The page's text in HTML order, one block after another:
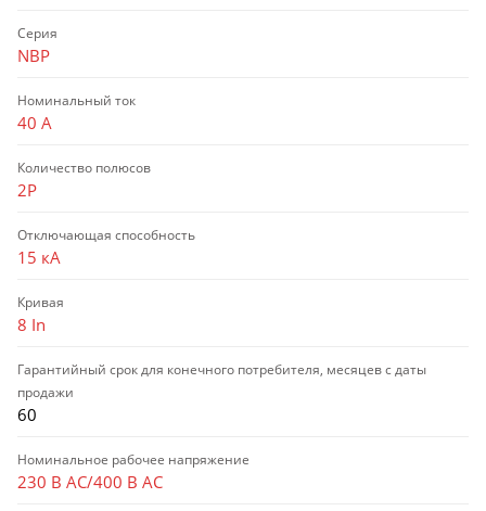
Серия
NBP
Номинальный ток
40 А
Количество полюсов
2P
Отключающая способность
15 кА
Кривая
8 In
Гарантийный срок для конечного потребителя, месяцев с даты
продажи
60
Номинальное рабочее напряжение
230 В AC/400 В AC